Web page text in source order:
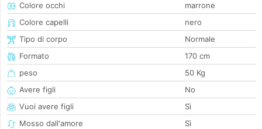
Colore occhi
marrone
Colore capelli
nero
Tipo di corpo
Normale
Formato
170 cm
peso
50 Kg
Avere figli
No
Vuoi avere figli
Sì
Mosso dall'amore
Sì